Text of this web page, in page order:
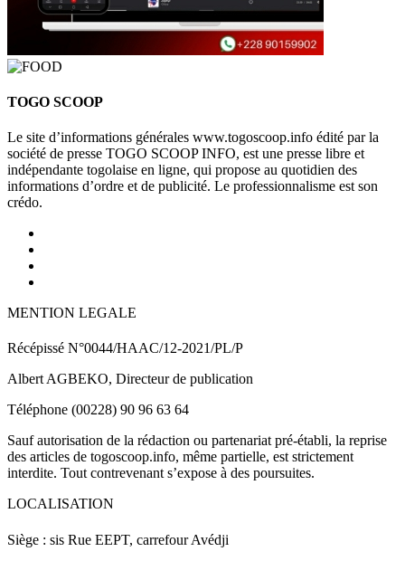
TOGO SCOOP
Le site d’informations générales www.togoscoop.info édité par la
société de presse TOGO SCOOP INFO, est une presse libre et
indépendante togolaise en ligne, qui propose au quotidien des
informations d’ordre et de publicité. Le professionnalisme est son
crédo.
MENTION LEGALE
Récépissé N°0044/HAAC/12-2021/PL/P
Albert AGBEKO, Directeur de publication
Téléphone (00228) 90 96 63 64
Sauf autorisation de la rédaction ou partenariat pré-établi, la reprise
des articles de togoscoop.info, même partielle, est strictement
interdite. Tout contrevenant s’expose à des poursuites.
LOCALISATION
Siège : sis Rue EEPT, carrefour Avédji